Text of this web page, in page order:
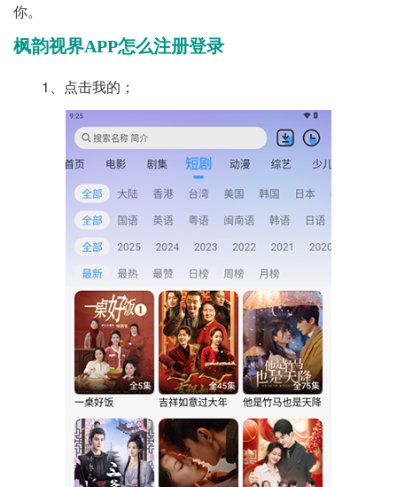
你。
枫韵视界APP怎么注册登录
1、点击我的；